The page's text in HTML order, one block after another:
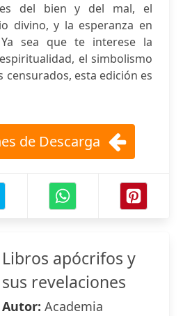
del bien y del mal, el
divino, y la esperanza en
sea que te interese la
el simbolismo
esta edición es
de Descarga
Libros apócrifos y
sus revelaciones
Autor: Academia